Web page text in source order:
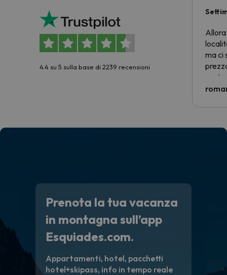
4.4 su 5 sulla base di 2239 recensioni
Allora
ma ci
Prenota la tua vacanza
in montagna sull’app
Esquiades.com.
Appartamenti, hotel, pacchetti
hotel+skipass, info in tempo reale